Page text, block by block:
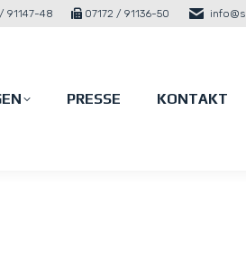
91147-48 07172 / 91136-50
PRESSE KONTAKT